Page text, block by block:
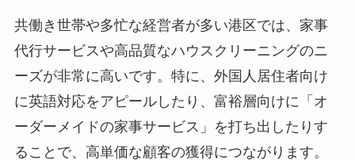
共働き世帯や多忙な経営者が多い港区では、家事
代行サービスや高品質なハウスクリーニングのニ
ーズが非常に高いです。特に、外国人居住者向け
に英語対応をアピールしたり、富裕層向けに「オ
ーダーメイドの家事サービス」を打ち出したりす
ることで、高単価な顧客の獲得につながります。